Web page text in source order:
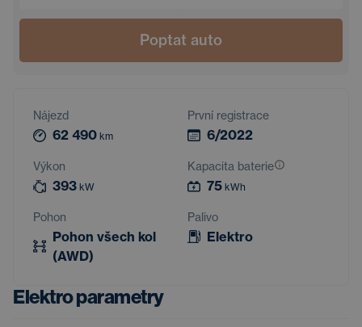
Poptat auto
Nájezd
62 490 km
První registrace
6/2022
Výkon
393 kW
Kapacita baterie
75 kWh
Pohon
Pohon všech kol
(AWD)
Palivo
Elektro
Elektro parametry